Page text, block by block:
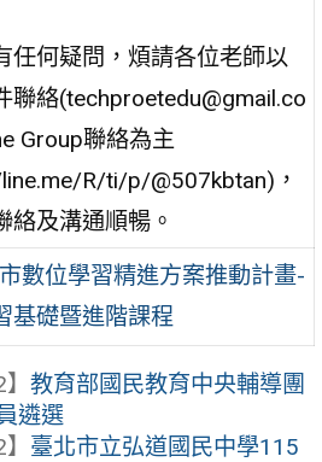
任何疑問，煩請各位老師以
聯絡(techproetedu@gmail.co
Group聯絡為主
R/ti/p/@507kbtan)，
絡及溝通順暢。
數位學習精進方案推動計畫-
基礎暨進階課程
教育部國民教育中央輔導團
遴選
臺北市立弘道國民中學115